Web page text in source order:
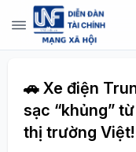
🚗 Xe điện
sạc “khủng”
thị trường Việt!